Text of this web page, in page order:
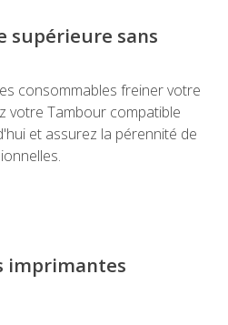
supérieure sans
consommables freiner votre
votre Tambour compatible
et assurez la pérennité de
imprimantes